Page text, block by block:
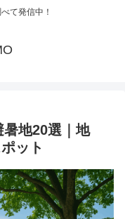
て発信中！
暑地20選｜地
ット